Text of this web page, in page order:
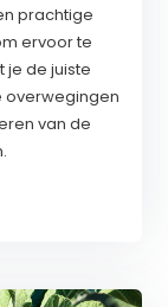
prachtige
ervoor te
je de juiste
overwegingen
van de